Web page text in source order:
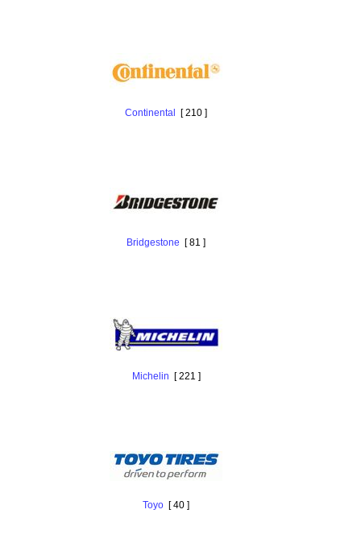
Continental [ 210 ]
Bridgestone [ 81 ]
Michelin [ 221 ]
Toyo [ 40 ]